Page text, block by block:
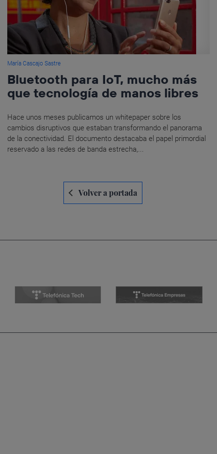
María Cascajo Sastre
Bluetooth para IoT, mucho más
que tecnología de manos libres
Hace unos meses publicamos un whitepaper sobre los
cambios disruptivos que estaban transformando el panorama
de la conectividad. El documento destacaba el papel primordial
reservado a las redes de banda estrecha,...
Navegación Volver a portada